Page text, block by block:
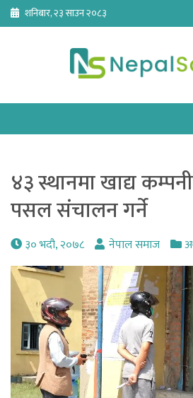
Skip
content
शनिबार, २३ साउन २०८३
४३ स्थानमा खाद्य
पसल संचालन गर्ने
३० भदौ, २०७८ नेपाल समाज